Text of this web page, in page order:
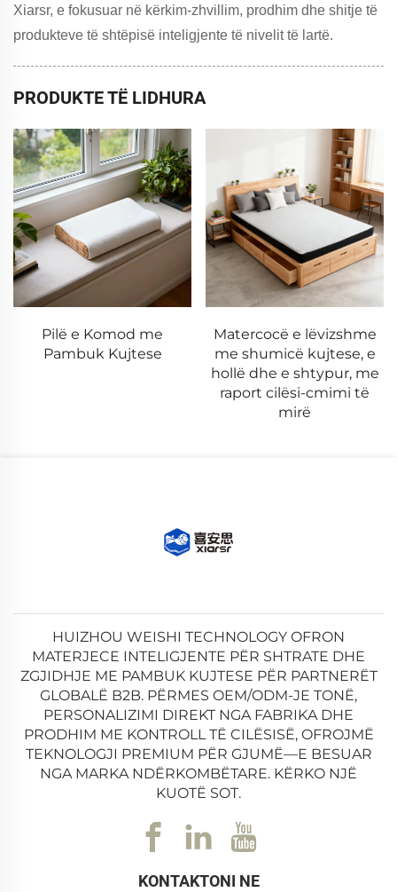
Xiarsr, e fokusuar në kërkim-zhvillim, prodhim dhe shitje të
produkteve të shtëpisë inteligjente të nivelit të lartë.
PRODUKTE TË LIDHURA
Matercocë e lëvizshme
me shumicë kujtese, e
Pulver mbështetës me
formë fluturimi me
permeabilitet të mirë
HUIZHOU WEISHI TECHNOLOGY OFRON
MATERJECE INTELIGJENTE PËR SHTRATE DHE
ZGJIDHJE ME PAMBUK KUJTESE PËR PARTNERËT
GLOBALË B2B. PËRMES OEM/ODM-JE TONË,
PERSONALIZIMI DIREKT NGA FABRIKA DHE
PRODHIM ME KONTROLL TË CILËSISË, OFROJMË
TEKNOLOGJI PREMIUM PËR GJUMË—E BESUAR
NGA MARKA NDËRKOMBËTARE. KËRKO NJË
KUOTË SOT.
KONTAKTONI NE